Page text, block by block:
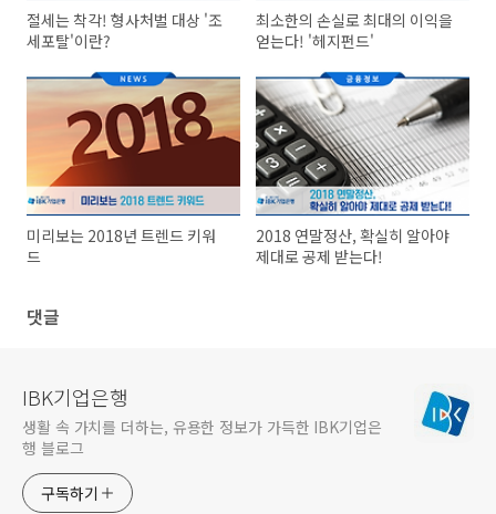
절세는 착각! 형사처벌 대상 '조
세포탈'이란?
최소한의 손실로 최대의 이익을
얻는다! '헤지펀드'
미리보는 2018년 트렌드 키워
드
2018 연말정산, 확실히 알아야
제대로 공제 받는다!
댓글
IBK기업은행
생활 속 가치를 더하는, 유용한 정보가 가득한 IBK기업은
행 블로그
구독하기